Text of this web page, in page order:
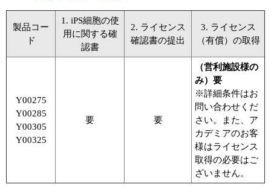
製品コー
ド
1. iPS細胞の使
用に関する確
認書
2. ライセンス
確認書の提出
3. ライセンス
（有償）の取得
Y00275
Y00285
Y00305
Y00325
要 要
（営利施設様の
み）要
※詳細条件はお
問い合わせくだ
さい。また、ア
カデミアのお客
様はライセンス
取得の必要はご
ざいません。